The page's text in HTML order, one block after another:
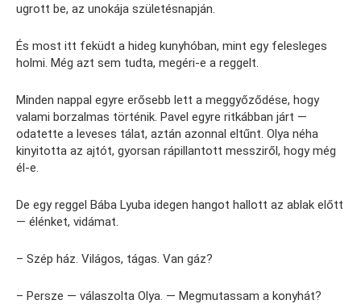
ugrott be, az unokája születésnapján.
És most itt feküdt a hideg kunyhóban, mint egy felesleges
holmi. Még azt sem tudta, megéri-e a reggelt.
Minden nappal egyre erősebb lett a meggyőződése, hogy
valami borzalmas történik. Pavel egyre ritkábban járt —
odatette a leveses tálat, aztán azonnal eltűnt. Olya néha
kinyitotta az ajtót, gyorsan rápillantott messziről, hogy még
él-e.
De egy reggel Bába Lyuba idegen hangot hallott az ablak előtt
— élénket, vidámat.
– Szép ház. Világos, tágas. Van gáz?
– Persze — válaszolta Olya. — Megmutassam a konyhát?